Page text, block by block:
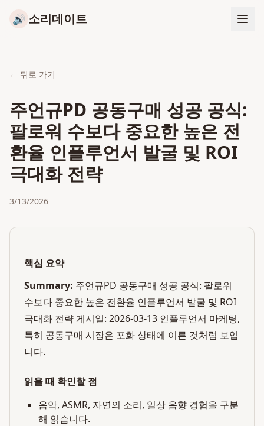
🔊 소리데이트
← 뒤로 가기
주언규PD 공동구매 성공 공식:
팔로워 수보다 중요한 높은 전
환율 인플루언서 발굴 및 ROI
극대화 전략
3/13/2026
핵심 요약
Summary: 주언규PD 공동구매 성공 공식: 팔로워
수보다 중요한 높은 전환율 인플루언서 발굴 및 ROI
극대화 전략 게시일: 2026-03-13 인플루언서 마케팅,
특히 공동구매 시장은 포화 상태에 이른 것처럼 보입
니다.
읽을 때 확인할 점
음악, ASMR, 자연의 소리, 일상 음향 경험을 구분
해 읽습니다.